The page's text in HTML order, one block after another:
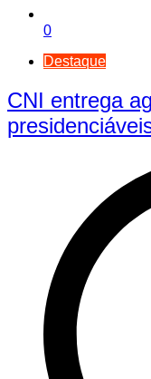
0
Destaque
CNI entrega